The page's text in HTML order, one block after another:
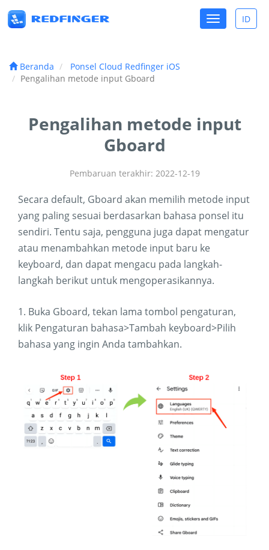
Toggle
ID
Toggle
navigation
Beranda
Ponsel Cloud Redfinger iOS
Pengalihan metode input Gboard
Pengalihan metode input
Gboard
Pembaruan terakhir: 2022-12-19
Secara default, Gboard akan memilih metode input
yang paling sesuai berdasarkan bahasa ponsel itu
sendiri. Tentu saja, pengguna juga dapat mengatur
atau menambahkan metode input baru ke
keyboard, dan dapat mengacu pada langkah-
langkah berikut untuk mengoperasikannya.
1. Buka Gboard, tekan lama tombol pengaturan,
klik Pengaturan bahasa>Tambah keyboard>Pilih
bahasa yang ingin Anda tambahkan.